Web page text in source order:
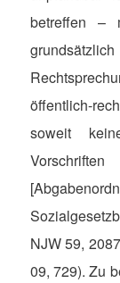
betreffen –
öffentlich-
soweit
NJW 59,
09, 729). Zu